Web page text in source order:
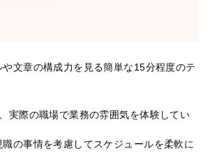
や文章の構成力を見る簡単な15分程度のテ
実際の職場で業務の雰囲気を体験してい
の事情を考慮してスケジュールを柔軟に